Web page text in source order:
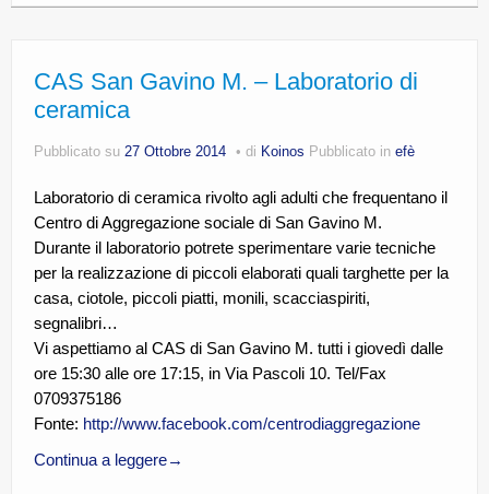
CAS San Gavino M. – Laboratorio di
ceramica
Pubblicato su 27 Ottobre 2014 di Koinos Pubblicato in efè
Laboratorio di ceramica rivolto agli adulti che frequentano il
Centro di Aggregazione sociale di San Gavino M.
Durante il laboratorio potrete sperimentare varie tecniche
per la realizzazione di piccoli elaborati quali targhette per la
casa, ciotole, piccoli piatti, monili, scacciaspiriti,
segnalibri…
Vi aspettiamo al CAS di San Gavino M. tutti i giovedì dalle
ore 15:30 alle ore 17:15, in Via Pascoli 10. Tel/Fax
0709375186
Fonte: http://www.facebook.com/centrodiaggregazione
Continua a leggere→